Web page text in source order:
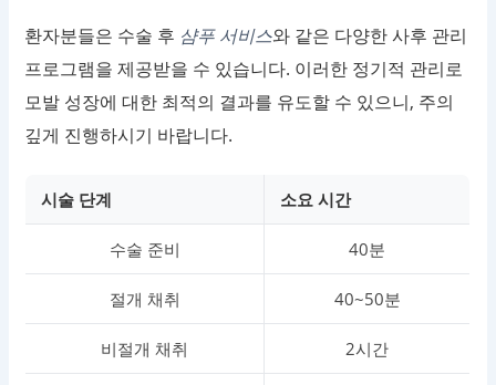
환자분들은 수술 후 샴푸 서비스와 같은 다양한 사후 관리
프로그램을 제공받을 수 있습니다. 이러한 정기적 관리로
모발 성장에 대한 최적의 결과를 유도할 수 있으니, 주의
깊게 진행하시기 바랍니다.
시술 단계 소요 시간
수술 준비 40분
절개 채취 40~50분
비절개 채취 2시간